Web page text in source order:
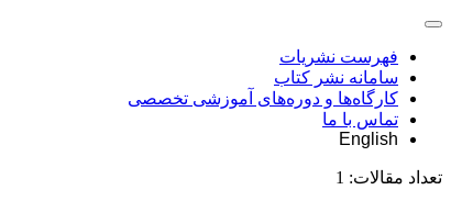
فهرست نشریات
سامانه نشر کتاب
کارگاه‌ها و دوره‌های آموزشی تخصصی
تماس با ما
English
تعداد مقالات: 1